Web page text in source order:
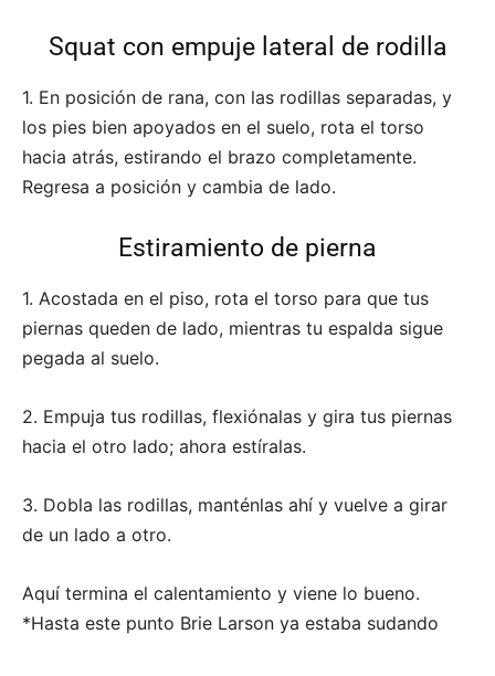
Squat con empuje lateral de rodilla
1. En posición de rana, con las rodillas separadas, y
los pies bien apoyados en el suelo, rota el torso
hacia atrás, estirando el brazo completamente.
Regresa a posición y cambia de lado.
Estiramiento de pierna
1. Acostada en el piso, rota el torso para que tus
piernas queden de lado, mientras tu espalda sigue
pegada al suelo.
2. Empuja tus rodillas, flexiónalas y gira tus piernas
hacia el otro lado; ahora estíralas.
3. Dobla las rodillas, manténlas ahí y vuelve a girar
de un lado a otro.
Aquí termina el calentamiento y viene lo bueno.
*Hasta este punto Brie Larson ya estaba sudando